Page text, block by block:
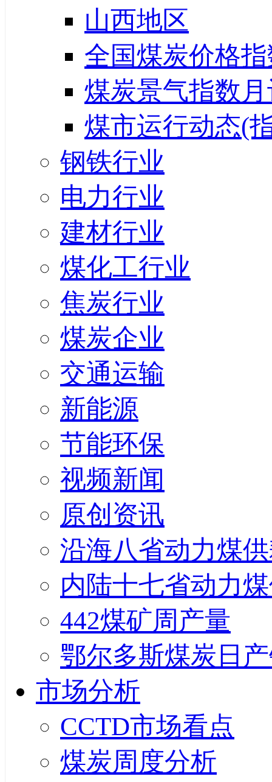
山西地区
全国煤炭价格
煤炭景气指数
煤市运行动态(
钢铁行业
电力行业
建材行业
煤化工行业
焦炭行业
煤炭企业
交通运输
新能源
节能环保
视频新闻
原创资讯
沿海八省动力煤
内陆十七省动力
442煤矿周产量
鄂尔多斯煤炭日
市场分析
CCTD市场看点
煤炭周度分析